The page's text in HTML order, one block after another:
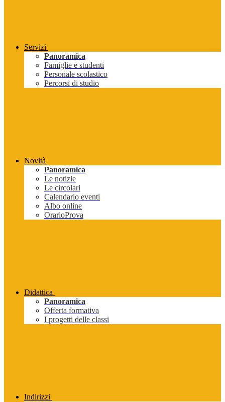
Servizi
Panoramica
Famiglie e studenti
Personale scolastico
Percorsi di studio
Novità
Panoramica
Le notizie
Le circolari
Calendario eventi
Albo online
OrarioProva
Didattica
Panoramica
Offerta formativa
I progetti delle classi
Indirizzi